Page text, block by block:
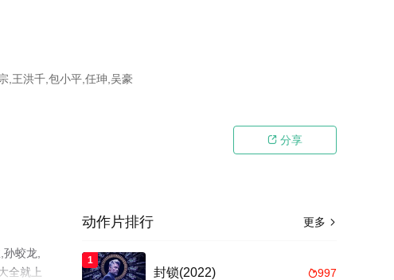
,王洪千,包小平,任珅,吴豪
 分享
蛟龙,
全就上
更多 
动作片排行
1
997
封锁(2022)